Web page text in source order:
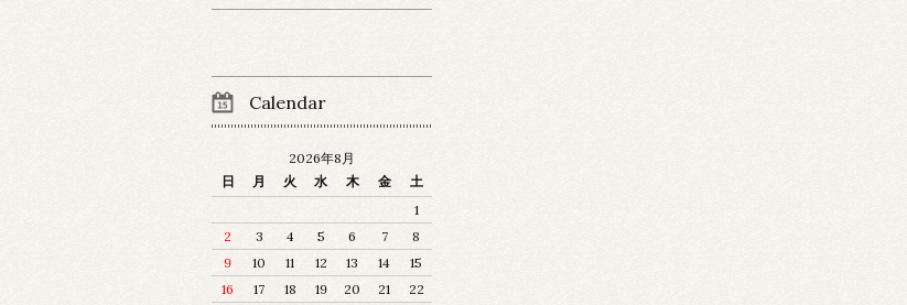
Calendar
2026年8月
日
月 火 水 木 金
土
1
2
3 4 5 6 7
8
9
10 11 12 13 14
15
16
17 18 19 20 21
22